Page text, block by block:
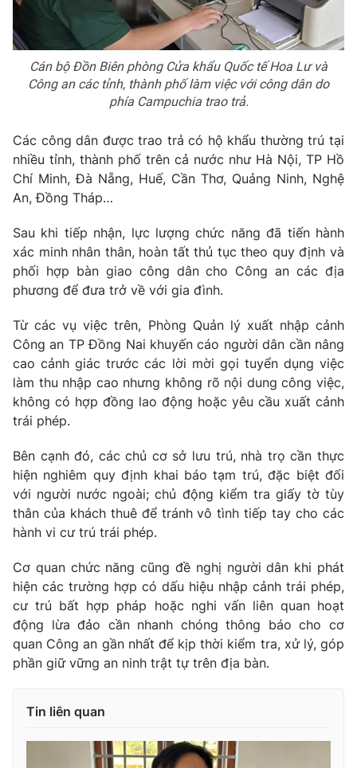
Cán bộ Đồn Biên phòng Cửa khẩu Quốc tế Hoa Lư và
Công an các tỉnh, thành phố làm việc với công dân do
phía Campuchia trao trả.
Các công dân được trao trả có hộ khẩu thường trú tại
nhiều tỉnh, thành phố trên cả nước như Hà Nội, TP Hồ
Chí Minh, Đà Nẵng, Huế, Cần Thơ, Quảng Ninh, Nghệ
An, Đồng Tháp…
Sau khi tiếp nhận, lực lượng chức năng đã tiến hành
xác minh nhân thân, hoàn tất thủ tục theo quy định và
phối hợp bàn giao công dân cho Công an các địa
phương để đưa trở về với gia đình.
Từ các vụ việc trên, Phòng Quản lý xuất nhập cảnh
Công an TP Đồng Nai khuyến cáo người dân cần nâng
cao cảnh giác trước các lời mời gọi tuyển dụng việc
làm thu nhập cao nhưng không rõ nội dung công việc,
không có hợp đồng lao động hoặc yêu cầu xuất cảnh
trái phép.
Bên cạnh đó, các chủ cơ sở lưu trú, nhà trọ cần thực
hiện nghiêm quy định khai báo tạm trú, đặc biệt đối
với người nước ngoài; chủ động kiểm tra giấy tờ tùy
thân của khách thuê để tránh vô tình tiếp tay cho các
hành vi cư trú trái phép.
Cơ quan chức năng cũng đề nghị người dân khi phát
hiện các trường hợp có dấu hiệu nhập cảnh trái phép,
cư trú bất hợp pháp hoặc nghi vấn liên quan hoạt
động lừa đảo cần nhanh chóng thông báo cho cơ
quan Công an gần nhất để kịp thời kiểm tra, xử lý, góp
phần giữ vững an ninh trật tự trên địa bàn.
Tin liên quan